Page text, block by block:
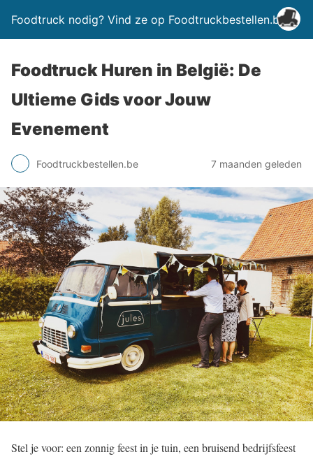
Foodtruck nodig? Vind ze op Foodtruckbestellen.be
Foodtruck Huren in België: De
Ultieme Gids voor Jouw
Evenement
Foodtruckbestellen.be 7 maanden geleden
Stel je voor: een zonnig feest in je tuin, een bruisend bedrijfsfeest